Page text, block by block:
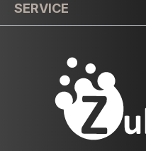
SERVICE